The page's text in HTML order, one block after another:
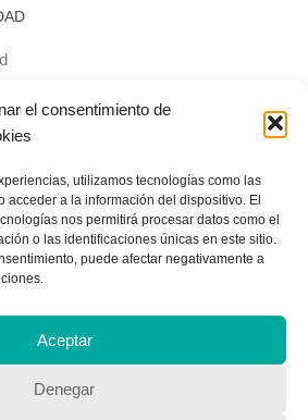
el consentimiento de
utilizamos tecnologías como las
acceder a la información del dispositivo. El
nos permitirá procesar datos como el
o las identificaciones únicas en este sitio.
puede afectar negativamente a
Aceptar
Denegar
2018, Equipo IIColumnas